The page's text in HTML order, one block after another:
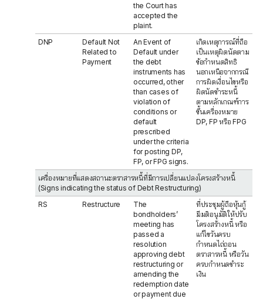
the Court has
accepted the
plaint.
DNP
Default Not
Related to
Payment
An Event of
Default under
the debt
instruments has
occurred, other
than cases of
violation of
conditions or
default
prescribed
under the criteria
for posting DP,
FP, or FPG signs.
เกิดเหตุการณ์ที่ถือ
เป็นเหตุผิดนัดตาม
ข้อกำหนดสิทธิ
นอกเหนือจากกรณี
การผิดเงื่อนไขหรือ
ผิดนัดชำระหนี้
ตามหลักเกณฑ์การ
ขึ้นเครื่องหมาย
DP, FP หรือ FPG
เครื่องหมายที่แสดงสถานะตราสารหนี้ที่มีการเปลี่ยนแปลงโครงสร้างหนี้
(Signs indicating the status of Debt Restructuring)
RS
Restructure
The
bondholders’
meeting has
passed a
resolution
approving debt
restructuring or
amending the
redemption date
or payment due
ที่ประชุมผู้ถือหุ้นกู้
มีมติอนุมัติให้ปรับ
โครงสร้างหนี้ หรือ
แก้ไขวันครบ
กำหนดไถ่ถอน
ตราสารหนี้ หรือวัน
ครบกำหนดชำระ
เงิน